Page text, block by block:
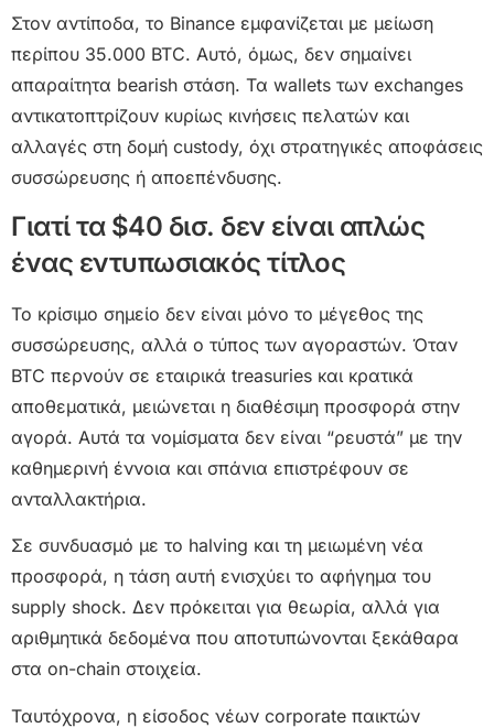
Στον αντίποδα, το Binance εμφανίζεται με μείωση
περίπου 35.000 BTC. Αυτό, όμως, δεν σημαίνει
απαραίτητα bearish στάση. Τα wallets των exchanges
αντικατοπτρίζουν κυρίως κινήσεις πελατών και
αλλαγές στη δομή custody, όχι στρατηγικές αποφάσεις
συσσώρευσης ή αποεπένδυσης.
Γιατί τα $40 δισ. δεν είναι απλώς
ένας εντυπωσιακός τίτλος
Το κρίσιμο σημείο δεν είναι μόνο το μέγεθος της
συσσώρευσης, αλλά ο τύπος των αγοραστών. Όταν
BTC περνούν σε εταιρικά treasuries και κρατικά
αποθεματικά, μειώνεται η διαθέσιμη προσφορά στην
αγορά. Αυτά τα νομίσματα δεν είναι “ρευστά” με την
καθημερινή έννοια και σπάνια επιστρέφουν σε
ανταλλακτήρια.
Σε συνδυασμό με το halving και τη μειωμένη νέα
προσφορά, η τάση αυτή ενισχύει το αφήγημα του
supply shock. Δεν πρόκειται για θεωρία, αλλά για
αριθμητικά δεδομένα που αποτυπώνονται ξεκάθαρα
στα on-chain στοιχεία.
Ταυτόχρονα, η είσοδος νέων corporate παικτών